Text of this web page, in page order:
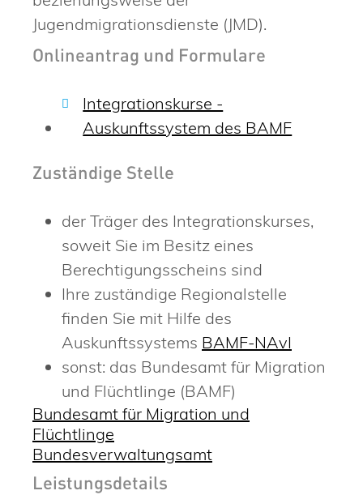
Jugendmigrationsdienste (JMD).
Onlineantrag und Formulare
Integrationskurse -
Auskunftssystem des BAMF
Zuständige Stelle
der Träger des Integrationskurses,
soweit Sie im Besitz eines
Berechtigungsscheins sind
Ihre zuständige Regionalstelle
finden Sie mit Hilfe des
Auskunftssystems BAMF-NAvI
sonst: das Bundesamt für Migration
und Flüchtlinge (BAMF)
Bundesamt für Migration und
Flüchtlinge
Bundesverwaltungsamt
Leistungsdetails